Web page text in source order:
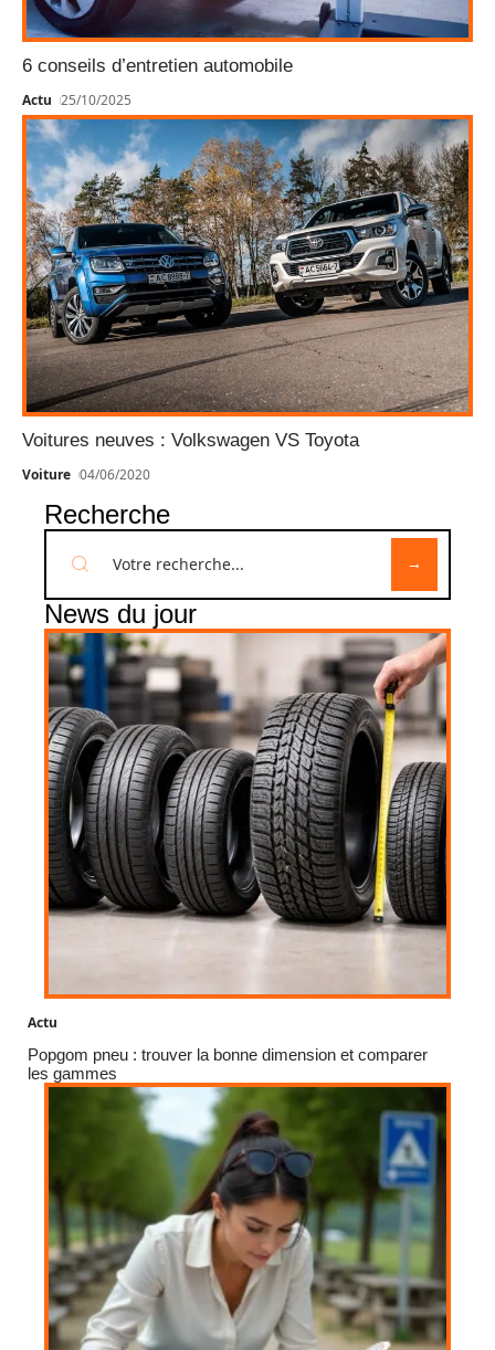
6 conseils d’entretien automobile
Actu 25/10/2025
Voitures neuves : Volkswagen VS Toyota
Voiture 04/06/2020
Recherche
News du jour
Actu
Popgom pneu : trouver la bonne dimension et comparer
les gammes